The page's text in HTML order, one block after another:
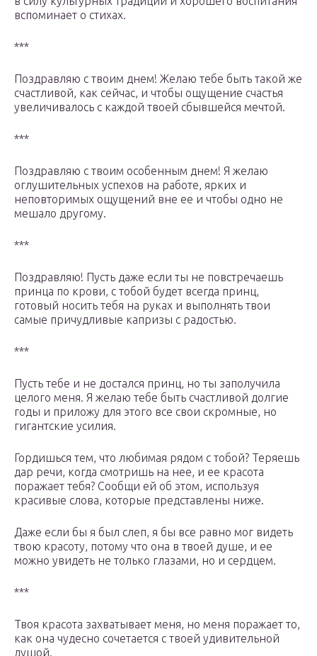
вспоминает о стихах.
***
Поздравляю с твоим днем! Желаю тебе быть такой же
счастливой, как сейчас, и чтобы ощущение счастья
увеличивалось с каждой твоей сбывшейся мечтой.
***
Поздравляю с твоим особенным днем! Я желаю
оглушительных успехов на работе, ярких и
неповторимых ощущений вне ее и чтобы одно не
мешало другому.
***
Поздравляю! Пусть даже если ты не повстречаешь
принца по крови, с тобой будет всегда принц,
готовый носить тебя на руках и выполнять твои
самые причудливые капризы с радостью.
***
Пусть тебе и не достался принц, но ты заполучила
целого меня. Я желаю тебе быть счастливой долгие
годы и приложу для этого все свои скромные, но
гигантские усилия.
Гордишься тем, что любимая рядом с тобой? Теряешь
дар речи, когда смотришь на нее, и ее красота
поражает тебя? Сообщи ей об этом, используя
красивые слова, которые представлены ниже.
Даже если бы я был слеп, я бы все равно мог видеть
твою красоту, потому что она в твоей душе, и ее
можно увидеть не только глазами, но и сердцем.
***
Твоя красота захватывает меня, но меня поражает то,
как она чудесно сочетается с твоей удивительной
душой.